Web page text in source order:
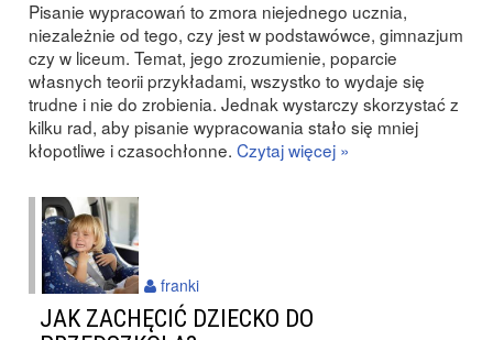
Pisanie wypracowań to zmora niejednego ucznia,
niezależnie od tego, czy jest w podstawówce, gimnazjum
czy w liceum. Temat, jego zrozumienie, poparcie
własnych teorii przykładami, wszystko to wydaje się
trudne i nie do zrobienia. Jednak wystarczy skorzystać z
kilku rad, aby pisanie wypracowania stało się mniej
kłopotliwe i czasochłonne. Czytaj więcej »
JAK ZACHĘCIĆ DZIECKO DO
franki